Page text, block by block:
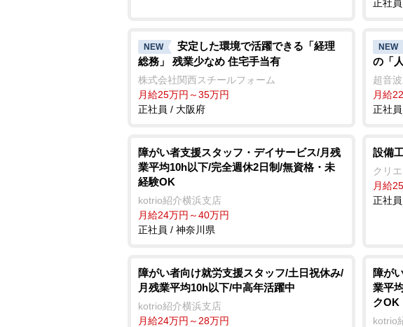
正社
NEW
安定した環境で活躍できる「経理
総務」 残業少なめ 住宅手当有
株式会社関西スチールフォーム
月給25万円～35万円
正社員 / 大阪府
NEW
の「
超音
月給
正社
障がい者支援スタッフ・デイサービス/月残
業平均10h以下/完全週休2日制/無資格・未
経験OK
kotrio紹介横浜支店
月給24万円～40万円
正社員 / 神奈川県
設備
クリ
月給
正社
障がい者向け就労支援スタッフ/土日祝休み/
月残業平均10h以下/中高年活躍中
kotrio紹介横浜支店
月給24万円～28万円
障が
業平
クOK
kotrio